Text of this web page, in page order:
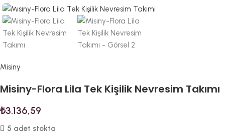
Misiny
Misiny-Flora Lila Tek Kişilik Nevresim Takımı
₺3.136,59
5 adet stokta